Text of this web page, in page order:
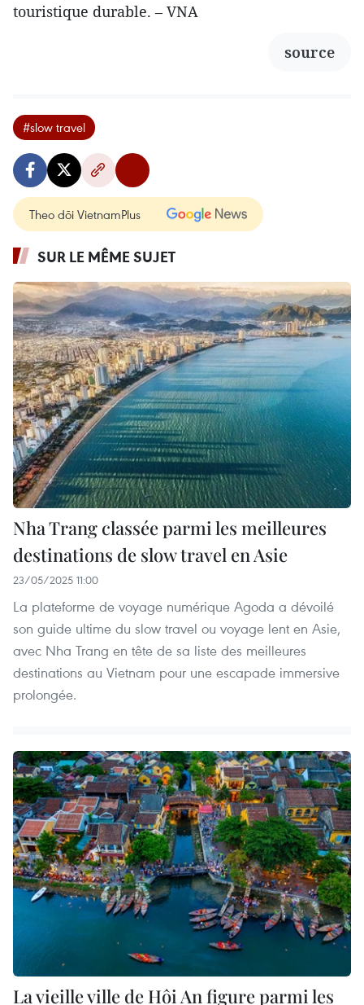
touristique durable. – VNA
source
#slow travel
Theo dõi VietnamPlus
SUR LE MÊME SUJET
Nha Trang classée parmi les meilleures
destinations de slow travel en Asie
23/05/2025 11:00
La plateforme de voyage numérique Agoda a dévoilé
son guide ultime du slow travel ou voyage lent en Asie,
avec Nha Trang en tête de sa liste des meilleures
destinations au Vietnam pour une escapade immersive
prolongée.
La vieille ville de Hôi An figure parmi les